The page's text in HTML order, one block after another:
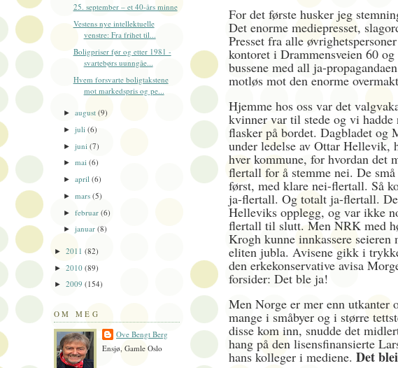
For det første husker jeg
Det enorme mediepresset,
Presset fra alle
kontoret i Drammensveien 60
bussene med all ja-
motløs mot den enorme
Hjemme hos oss var det
kvinner var til stede og vi
flasker på bordet. Dagbladet
under ledelse av Ottar Hellevik,
hver kommune, for hvordan det
flertall for å stemme nei. De
først, med klare nei-flertall. Så
ja-flertall. Og totalt ja-flertall.
Helleviks opplegg, og var ikke
flertall til slutt. Men NRK med
Krogh kunne innkassere seieren
eliten jubla. Avisene gikk i
den erkekonservative avisa
forsider: Det ble ja!
Men Norge er mer enn utkanter
mange i småbyer og i større
disse kom inn, snudde det
hang på den lisensfinansierte
hans kolleger i mediene. Det
25. september – et 40-års minne
Vestens nye intellektuelle
venstre: Fra frihet til...
Boligpriser før og etter 1981 -
svartebørs uunngåe...
Hvem forsvarte boligtakstene
mot markedspris og pe...
►august(9)
►juli(6)
►juni(7)
►mai(6)
►april(6)
►mars(5)
►februar(6)
►januar(8)
► 2011 (82)
► 2010 (89)
► 2009 (154)
OM MEG
Ove Bengt Berg
Ensjø, Gamle Oslo